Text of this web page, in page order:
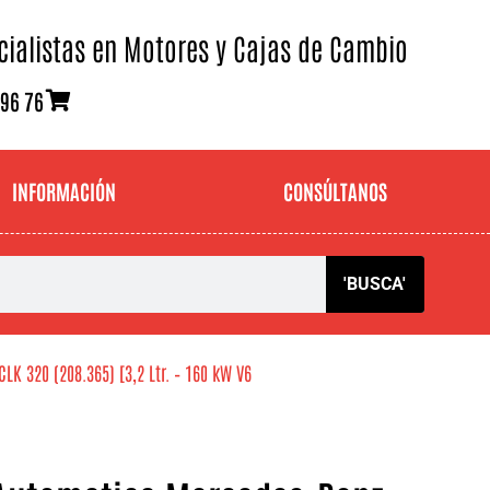
en Motores y Cajas de Cambio
76
INFORMACIÓN CONSÚLTANOS
'BUSCA'
320 (208.365) [3,2 Ltr. – 160 kW V6